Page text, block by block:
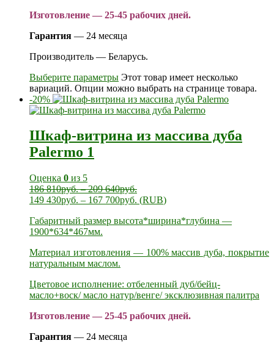
Изготовление — 25-45 рабочих дней.
Гарантия — 24 месяца
Производитель — Беларусь.
Выберите параметры Этот товар имеет несколько
вариаций. Опции можно выбрать на странице товара.
-20%
Шкаф-витрина из массива дуба
Palermo 1
Оценка 0 из 5
186 810руб.–209 640руб.
149 430руб. – 167 700руб. (RUB)
Габаритный размер высота*ширина*глубина —
1900*634*467мм.
Материал изготовления — 100% массив дуба, покрытие
натуральным маслом.
Цветовое исполнение: отбеленный дуб/бейц-
масло+воск/ масло натур/венге/ эксклюзивная палитра
Изготовление — 25-45 рабочих дней.
Гарантия — 24 месяца